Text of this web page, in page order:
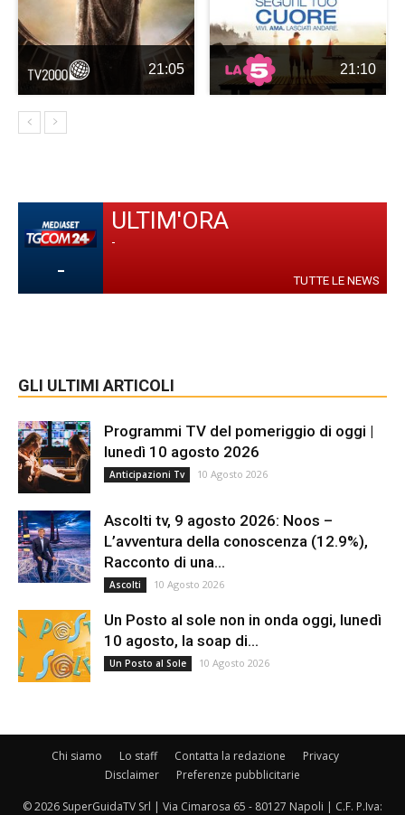
21:05 21:10
-
ULTIM'ORA
-
TUTTE LE NEWS
GLI ULTIMI ARTICOLI
Programmi TV del pomeriggio di oggi |
lunedì 10 agosto 2026
Anticipazioni Tv 10 Agosto 2026
Ascolti tv, 9 agosto 2026: Noos –
L’avventura della conoscenza (12.9%),
Racconto di una...
Ascolti 10 Agosto 2026
Un Posto al sole non in onda oggi, lunedì
10 agosto, la soap di...
Un Posto al Sole 10 Agosto 2026
Chi siamo Lo staff Contatta la redazione
Privacy
Disclaimer
Preferenze pubblicitarie
© 2026 SuperGuidaTV Srl | Via Cimarosa 65 - 80127 Napoli | C.F. P.Iva: